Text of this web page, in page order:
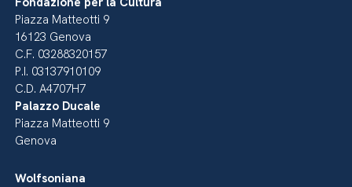
Piazza Matteotti 9
16123 Genova
C.F. 03288320157
P.I. 03137910109
C.D. A4707H7
Palazzo Ducale
Piazza Matteotti 9
Genova
Wolfsoniana